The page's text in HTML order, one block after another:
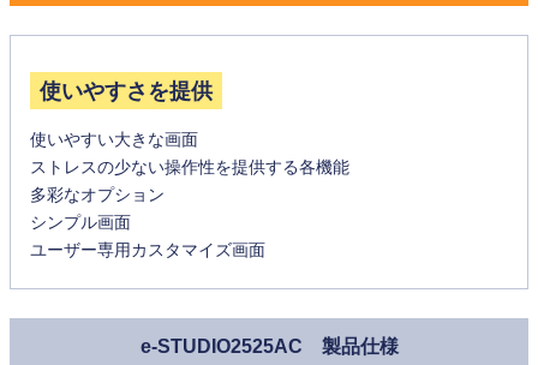
使いやすさを提供
使いやすい大きな画面
ストレスの少ない操作性を提供する各機能
多彩なオプション
シンプル画面
ユーザー専用カスタマイズ画面
e-STUDIO2525AC 製品仕様